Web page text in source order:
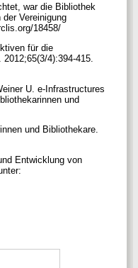
war die Bibliothek
Vereinigung
18458/
für die
4):394-415.
U. e-Infrastructures
und
und Bibliothekare.
Entwicklung von